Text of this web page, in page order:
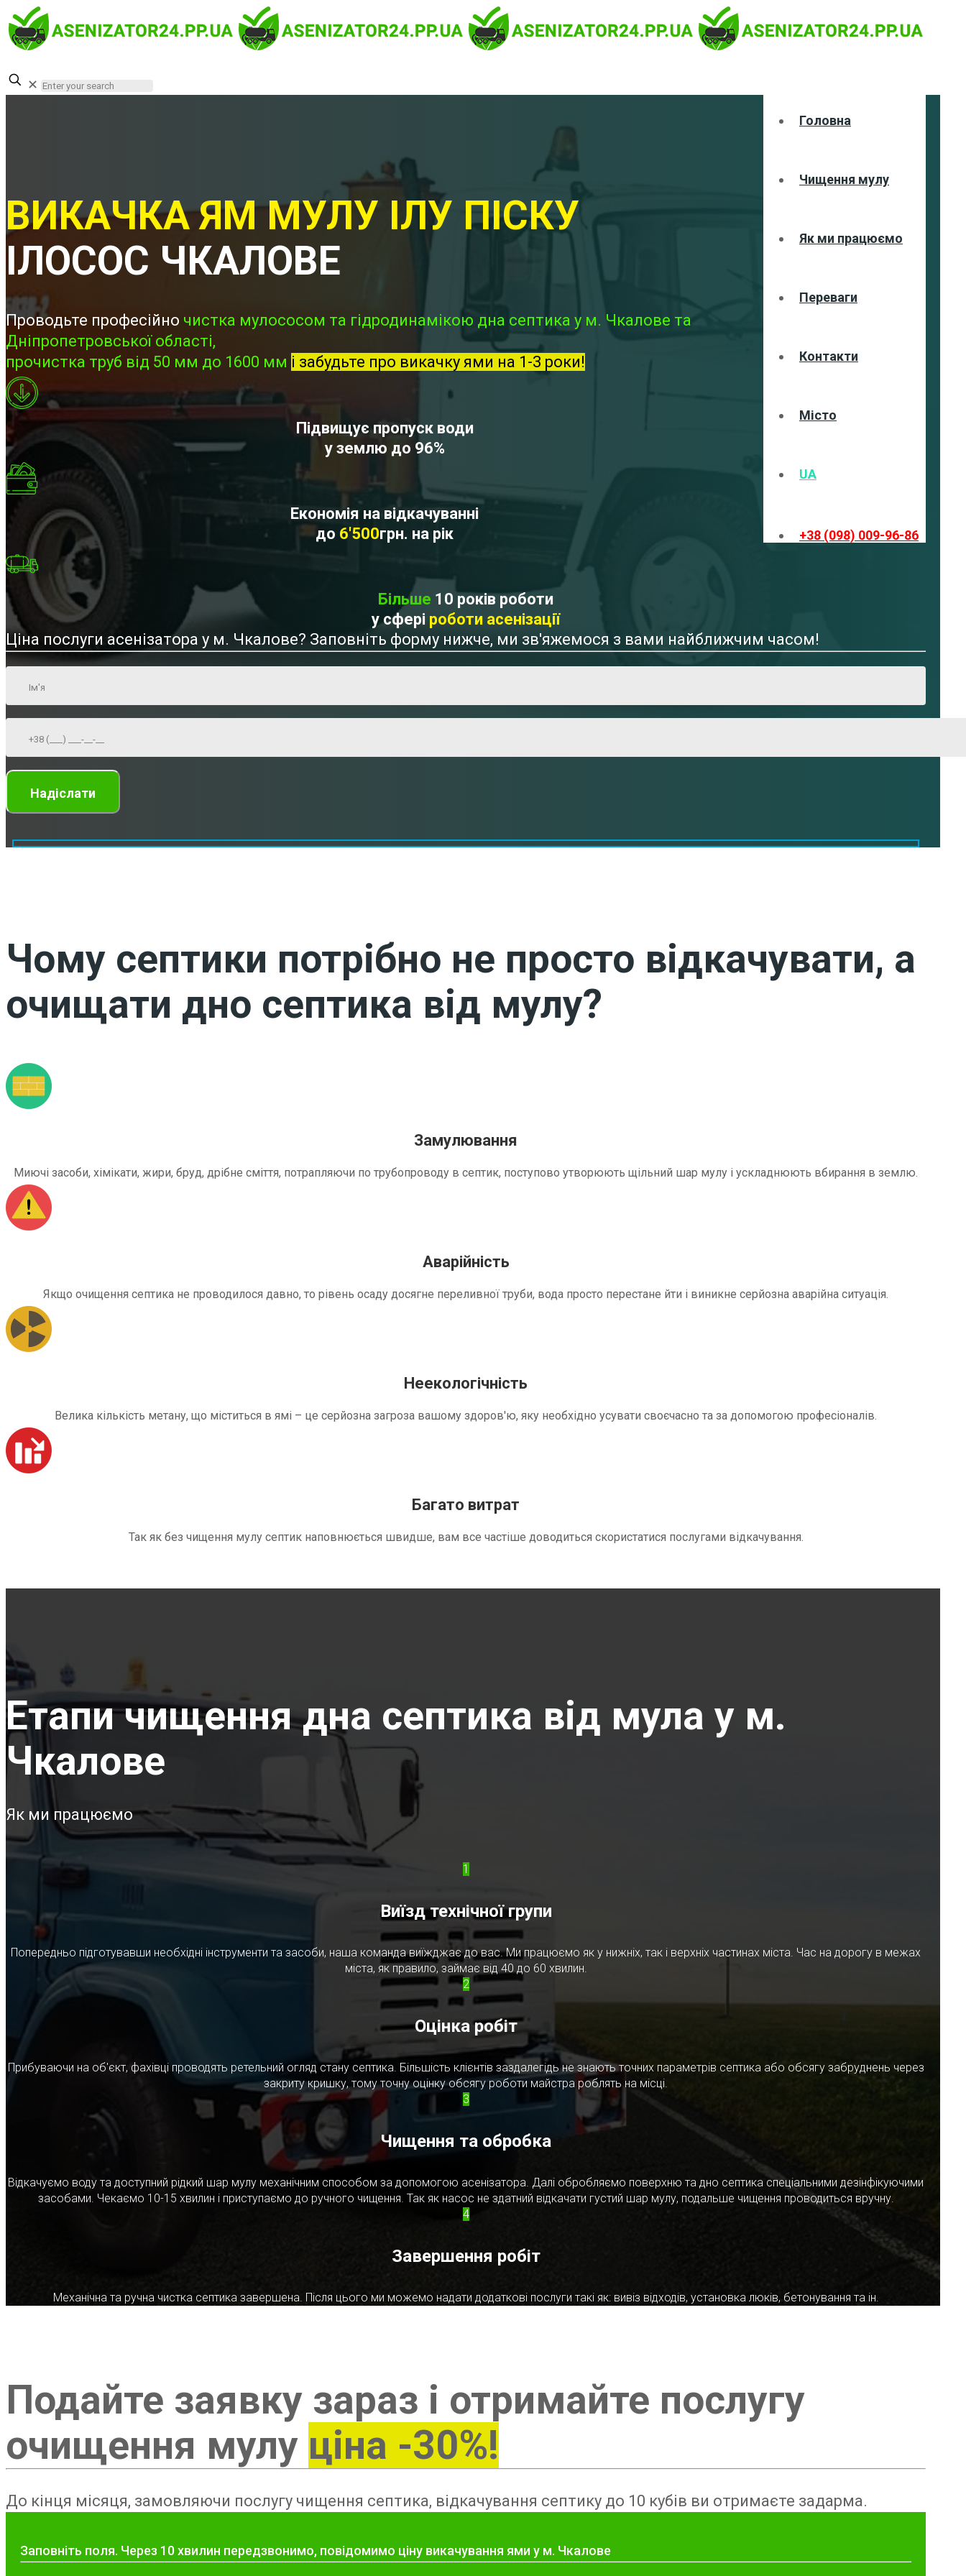
Головна
Чищення мулу
Як ми працюємо
Переваги
Контакти
Місто
UA
+38 (098) 009-96-86
✕
ВИКАЧКА ЯМ МУЛУ ІЛУ ПІСКУ
ІЛОСОС ЧКАЛОВЕ
Проводьте професійно чистка мулососом та гідродинамікою дна септика у м. Чкалове та
Дніпропетровської області,
прочистка труб від 50 мм до 1600 мм і забудьте про викачку ями на 1-3 роки!
Підвищує пропуск води
у землю до 96%
Економія на відкачуванні
до 6'500грн. на рік
Більше 10 років роботи
у сфері роботи асенізації
Ціна послуги асенізатора у м. Чкалове? Заповніть форму нижче, ми зв'яжемося з вами найближчим часом!
Чому септики потрібно не просто відкачувати, а
очищати дно септика від мулу?
Замулювання
Миючі засоби, хімікати, жири, бруд, дрібне сміття, потрапляючи по трубопроводу в септик, поступово утворюють щільний шар мулу і ускладнюють вбирання в землю.
Аварійність
Якщо очищення септика не проводилося давно, то рівень осаду досягне переливної труби, вода просто перестане йти і виникне серйозна аварійна ситуація.
Неекологічність
Велика кількість метану, що міститься в ямі – це серйозна загроза вашому здоров'ю, яку необхідно усувати своєчасно та за допомогою професіоналів.
Багато витрат
Так як без чищення мулу септик наповнюється швидше, вам все частіше доводиться скористатися послугами відкачування.
Етапи чищення дна септика від мула у м.
Чкалове
Як ми працюємо
1
Виїзд технічної групи
Попередньо підготувавши необхідні інструменти та засоби, наша команда виїжджає до вас. Ми працюємо як у нижніх, так і верхніх частинах міста. Час на дорогу в межах
міста, як правило, займає від 40 до 60 хвилин.
2
Оцінка робіт
Прибуваючи на об'єкт, фахівці проводять ретельний огляд стану септика. Більшість клієнтів заздалегідь не знають точних параметрів септика або обсягу забруднень через
закриту кришку, тому точну оцінку обсягу роботи майстра роблять на місці.
3
Чищення та обробка
Відкачуємо воду та доступний рідкий шар мулу механічним способом за допомогою асенізатора. Далі обробляємо поверхню та дно септика спеціальними дезінфікуючими
засобами. Чекаємо 10-15 хвилин і приступаємо до ручного чищення. Так як насос не здатний відкачати густий шар мулу, подальше чищення проводиться вручну.
4
Завершення робіт
Механічна та ручна чистка септика завершена. Після цього ми можемо надати додаткові послуги такі як: вивіз відходів, установка люків, бетонування та ін.
Подайте заявку зараз і отримайте послугу
очищення мулу ціна -30%!
До кінця місяця, замовляючи послугу чищення септика, відкачування септику до 10 кубів ви отримаєте задарма.
Заповніть поля. Через 10 хвилин передзвонимо, повідомимо ціну викачування ями у м. Чкалове